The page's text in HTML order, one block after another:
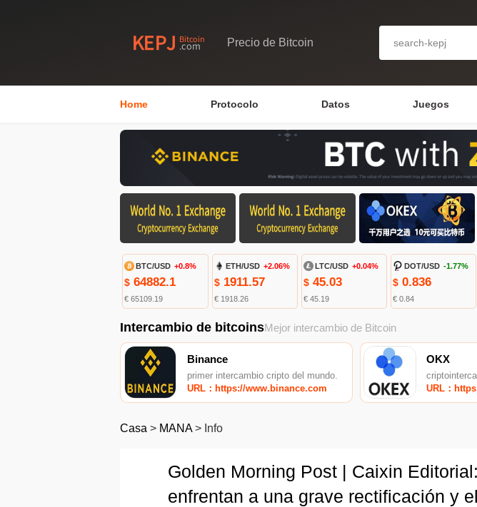
Precio de Bitcoin
Home Protocolo Datos Juegos
BTC/USD +0.8%
$ 64882.1
€ 65109.19
ETH/USD +2.06%
$1911.57
€ 1918.26
LTC/USD +0.04%
$45.03
€ 45.19
DOT/USD -1.77%
$0.836
€ 0.84
Intercambio de bitcoinsMejor intercambio de Bitcoin
Binance
primer intercambio cripto del mundo.
URL：https://www.binance.com
OKX
URL：
Casa > MANA> Info
Golden Morning Post | Caixin
enfrentan a una grave rectificación y